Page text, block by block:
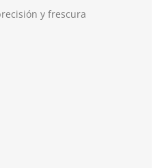
y frescura